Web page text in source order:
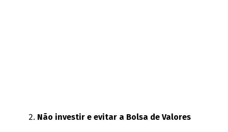
Não investir e evitar a Bolsa de Valores